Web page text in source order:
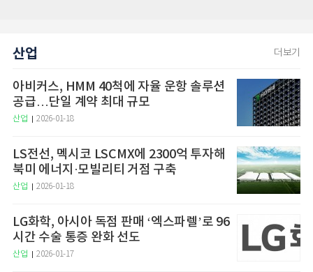
산업 더보기
아비커스, HMM 40척에 자율 운항 솔루션
공급…단일 계약 최대 규모
산업 2026-01-18
LS전선, 멕시코 LSCMX에 2300억 투자해
북미 에너지·모빌리티 거점 구축
산업 2026-01-18
LG화학, 아시아 독점 판매 ‘엑스파렐’로 96
시간 수술 통증 완화 선도
산업 2026-01-17